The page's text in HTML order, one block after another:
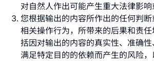
对自然人作出可能产生重大法律影响
您根据输出的内容所作出的任何判
相关操作行为，所带来的后果和责
括因对输出的内容的真实性、准确
满足特定目的的依赖而产生的风险